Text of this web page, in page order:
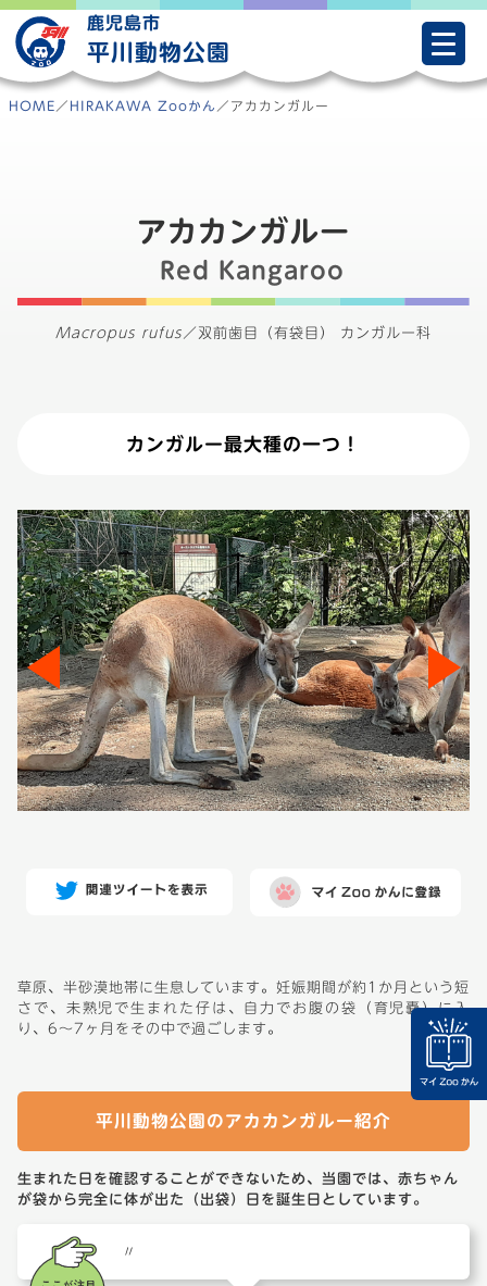
Skip
to
content
鹿児島市
平川動物公園
HOME ／ HIRAKAWA Zooかん ／ アカカンガルー
アカカンガルー
Red Kangaroo
Macropus rufus ／ 双前歯目（有袋目） カンガルー科
カンガルー最大種の一つ！
草原、半砂漠地帯に生息しています。妊娠期間が約1か月という短
さで、未熟児で生まれた仔は、自力でお腹の袋（育児嚢）に入
り、6～7ヶ月をその中で過ごします。
平川動物公園のアカカンガルー紹介
生まれた日を確認することができないため、当園では、赤ちゃん
が袋から完全に体が出た（出袋）日を誕生日としています。
〃